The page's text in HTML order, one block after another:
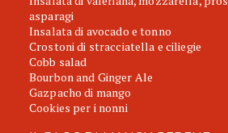
asparagi
Insalata di avocado e tonno
Crostoni di stracciatella e ciliegie
Cobb salad
Bourbon and Ginger Ale
Gazpacho di mango
Cookies per i nonni